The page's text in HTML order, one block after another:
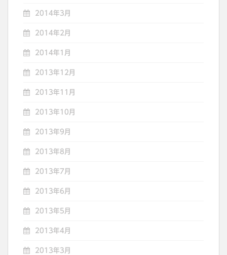
2014年3月
2014年2月
2014年1月
2013年12月
2013年11月
2013年10月
2013年9月
2013年8月
2013年7月
2013年6月
2013年5月
2013年4月
2013年3月